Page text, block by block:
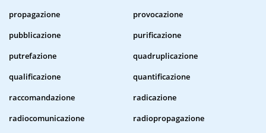
propagazione
provocazione
pubblicazione
purificazione
putrefazione
quadruplicazione
qualificazione
quantificazione
raccomandazione
radicazione
radiocomunicazione
radiopropagazione